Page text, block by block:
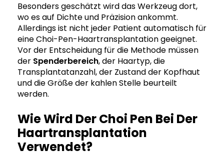
Besonders geschätzt wird das Werkzeug dort,
wo es auf Dichte und Präzision ankommt.
Allerdings ist nicht jeder Patient automatisch für
eine Choi-Pen-Haartransplantation geeignet.
Vor der Entscheidung für die Methode müssen
der Spenderbereich, der Haartyp, die
Transplantatanzahl, der Zustand der Kopfhaut
und die Größe der kahlen Stelle beurteilt
werden.
Wie Wird Der Choi Pen Bei Der
Haartransplantation
Verwendet?